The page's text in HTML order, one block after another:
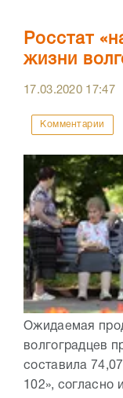
Росстат
жизни
17.03.2020 17:47
Комментарии
Ожидаемая
волгоградцев
составила
102», согласно